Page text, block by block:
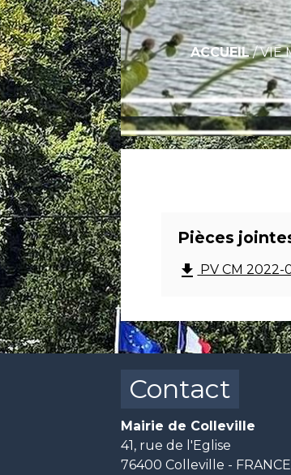
ACCUEIL/VIE
Pièces
file_download PV CM 2022-
Contact
Mairie de Colleville
41, rue de l'Eglise
76400 Colleville - FRANCE